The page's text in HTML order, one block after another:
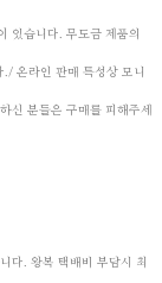
있습니다. 무도금 제품의
온라인 판매 특성상 모니
신 분들은 구매를 피해주세
다. 왕복 택배비 부담시 최